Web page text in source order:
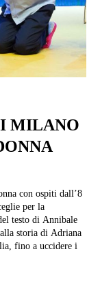
MILANO
con ospiti dall’8
per la
testo di Annibale
storia di Adriana
fino a uccidere i